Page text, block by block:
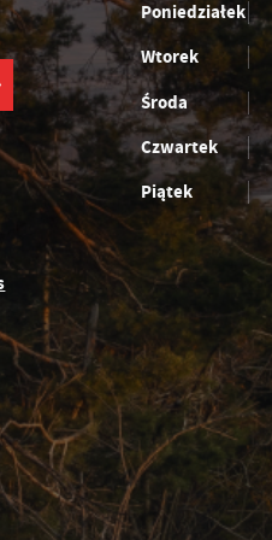
Poniedziałek
Wtorek
Środa
Czwartek
Piątek
promocyjne mogą pojawić się na
naszymi partnerami oraz innych
pośredników prezentujących
komunikatów mediów